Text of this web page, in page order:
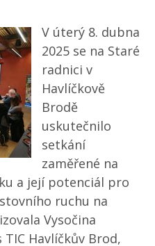
V úterý 8. dubna
2025 se na Staré
radnici v
Havlíčkově
Brodě
uskutečnilo
setkání
zaměřené na
a její potenciál pro
ruchu na
Vysočina
Havlíčkův Brod,